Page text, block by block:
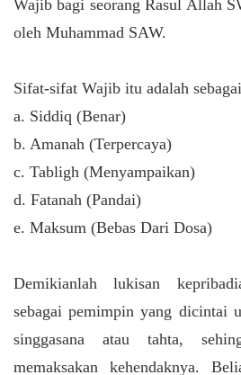
Wajib bagi seorang Rasul Allah
oleh Muhammad SAW.
Sifat-sifat Wajib itu adalah
a. Siddiq (Benar)
b. Amanah (Terpercaya)
c. Tabligh (Menyampaikan)
d. Fatanah (Pandai)
e. Maksum (Bebas Dari Dosa)
Demikianlah lukisan
sebagai pemimpin yang dicintai
singgasana atau tahta,
memaksakan kehendaknya.